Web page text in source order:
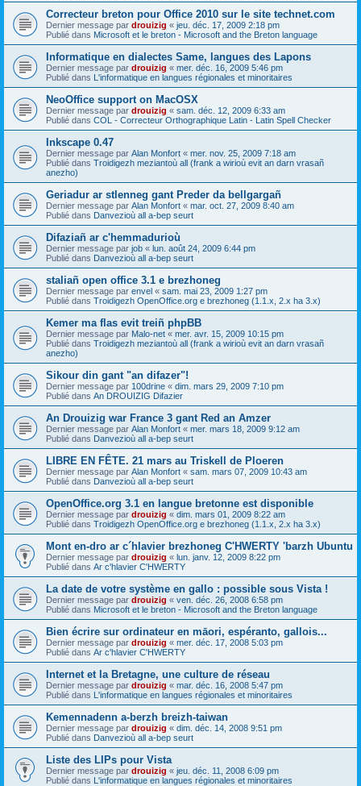
Correcteur breton pour Office 2010 sur le site technet.com
Dernier message par drouizig « jeu. déc. 17, 2009 2:18 pm
Publié dans Microsoft et le breton - Microsoft and the Breton language
Informatique en dialectes Same, langues des Lapons
Dernier message par drouizig « mer. déc. 16, 2009 5:46 pm
Publié dans L'informatique en langues régionales et minoritaires
NeoOffice support on MacOSX
Dernier message par drouizig « sam. déc. 12, 2009 6:33 am
Publié dans COL - Correcteur Orthographique Latin - Latin Spell Checker
Inkscape 0.47
Dernier message par Alan Monfort « mer. nov. 25, 2009 7:18 am
Publié dans Troidigezh meziantoù all (frank a wirioù evit an darn vrasañ
anezho)
Geriadur ar stlenneg gant Preder da bellgargañ
Dernier message par Alan Monfort « mar. oct. 27, 2009 8:40 am
Publié dans Danvezioù all a-bep seurt
Difaziañ ar c'hemmadurioù
Dernier message par job « lun. août 24, 2009 6:44 pm
Publié dans Danvezioù all a-bep seurt
staliañ open office 3.1 e brezhoneg
Dernier message par envel « sam. mai 23, 2009 1:27 pm
Publié dans Troidigezh OpenOffice.org e brezhoneg (1.1.x, 2.x ha 3.x)
Kemer ma flas evit treiñ phpBB
Dernier message par Malo-net « mer. avr. 15, 2009 10:15 pm
Publié dans Troidigezh meziantoù all (frank a wirioù evit an darn vrasañ
anezho)
Sikour din gant "an difazer"!
Dernier message par 100drine « dim. mars 29, 2009 7:10 pm
Publié dans An DROUIZIG Difazier
An Drouizig war France 3 gant Red an Amzer
Dernier message par Alan Monfort « mer. mars 18, 2009 9:12 am
Publié dans Danvezioù all a-bep seurt
LIBRE EN FÊTE. 21 mars au Triskell de Ploeren
Dernier message par Alan Monfort « sam. mars 07, 2009 10:43 am
Publié dans Danvezioù all a-bep seurt
OpenOffice.org 3.1 en langue bretonne est disponible
Dernier message par drouizig « dim. mars 01, 2009 8:22 am
Publié dans Troidigezh OpenOffice.org e brezhoneg (1.1.x, 2.x ha 3.x)
Mont en-dro ar c´hlavier brezhoneg C'HWERTY 'barzh Ubuntu
Dernier message par drouizig « lun. janv. 12, 2009 8:22 pm
Publié dans Ar c'hlavier C'HWERTY
La date de votre système en gallo : possible sous Vista !
Dernier message par drouizig « ven. déc. 26, 2008 6:58 pm
Publié dans Microsoft et le breton - Microsoft and the Breton language
Bien écrire sur ordinateur en māori, espéranto, gallois...
Dernier message par drouizig « mer. déc. 17, 2008 5:03 pm
Publié dans Ar c'hlavier C'HWERTY
Internet et la Bretagne, une culture de réseau
Dernier message par drouizig « mar. déc. 16, 2008 5:47 pm
Publié dans L'informatique en langues régionales et minoritaires
Kemennadenn a-berzh breizh-taiwan
Dernier message par drouizig « dim. déc. 14, 2008 9:51 pm
Publié dans Danvezioù all a-bep seurt
Liste des LIPs pour Vista
Dernier message par drouizig « jeu. déc. 11, 2008 6:09 pm
Publié dans L'informatique en langues régionales et minoritaires